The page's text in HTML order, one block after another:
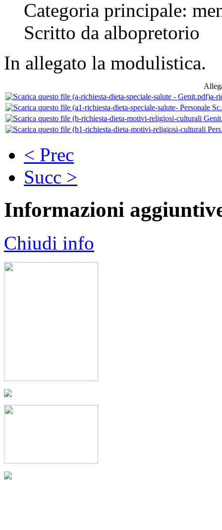
Categoria principale:
Scritto da albopretorio
In allegato la modulistica.
a-
< Prec
Succ >
Informazioni
Chiudi info